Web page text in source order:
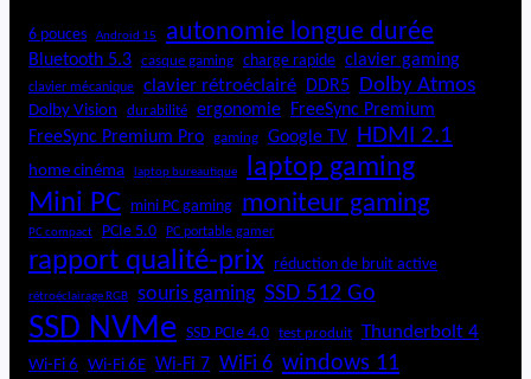
6 pouces Android 15 autonomie longue durée
Bluetooth 5.3 casque gaming charge rapide clavier gaming
clavier mécanique clavier rétroéclairé DDR5 Dolby Atmos
Dolby Vision durabilité ergonomie
FreeSync Premium
FreeSync Premium Pro
gaming Google TV HDMI 2.1
home cinéma laptop bureautique laptop gaming
Mini PC mini PC gaming moniteur gaming
PC compact PCIe 5.0 PC portable gamer
rapport qualité-prix réduction de bruit active
rétroéclairage RGB souris gaming SSD 512 Go
SSD NVMe SSD PCIe 4.0 test produit Thunderbolt 4
Wi-Fi 6 Wi-Fi 6E Wi-Fi 7 WiFi 6 windows 11